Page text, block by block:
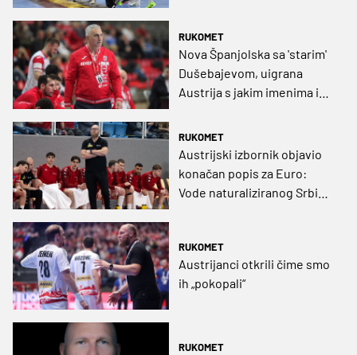
RUKOMET
Nova Španjolska sa 'starim'
Dušebajevom, uigrana
Austrija s jakim imenima i
RUKOMET
Austrijski izbornik objavio
konačan popis za Euro:
Vode naturaliziranog Srbina,
RUKOMET
Austrijanci otkrili čime smo
ih „pokopali“
RUKOMET